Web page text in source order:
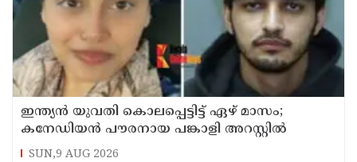
ഇന്ത്യന്‍ യുവതി കൊലപ്പെട്ടിട്ട് ഏഴ് മാസം;
കനേഡിയന്‍ പൗരനായ പങ്കാളി അറസ്റ്റില്‍
SUN,9 AUG 2026